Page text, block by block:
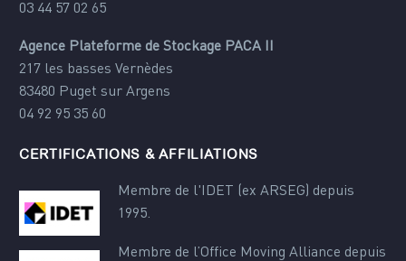
03 44 57 02 65
Agence Plateforme de Stockage PACA II
217 les basses Vernèdes
83480 Puget sur Argens
04 92 95 35 60
CERTIFICATIONS & AFFILIATIONS
Membre de l'IDET (ex ARSEG) depuis
1995.
Membre de l’Office Moving Alliance depuis